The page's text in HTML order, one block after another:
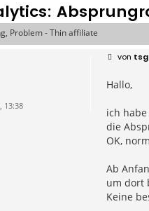
Problem - Thin affiliate
13:38
B
t
g
von
Hallo,
ich
die
OK,
Ab
um dort
Keine